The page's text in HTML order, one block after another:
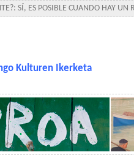
SÍ, ES POSIBLE CUANDO HAY
Kulturen Ikerketa